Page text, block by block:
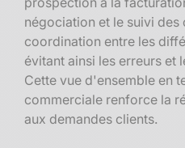
négociation et le suivi
coordination entre les
évitant ainsi les erreurs et
Cette vue d'ensemble en
commerciale renforce la
aux demandes clients.